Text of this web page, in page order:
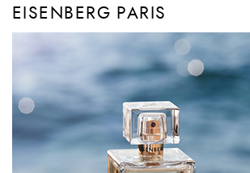
EISENBERG PARIS